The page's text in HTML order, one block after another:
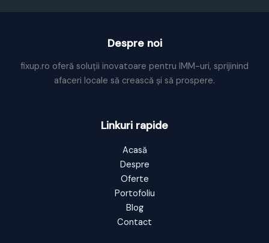
Despre noi
fixup.ro oferă soluții inovatoare pentru IMM-uri, sprijinind
afaceri locale să crească și să prospere.
Linkuri rapide
Acasă
Despre
Oferte
Portofoliu
Blog
Contact